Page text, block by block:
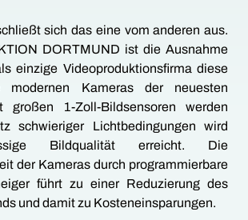
sich das eine vom anderen aus.
DORTMUND ist die Ausnahme
einzige Videoproduktionsfirma diese
modernen Kameras der neuesten
großen 1-Zoll-Bildsensoren werden
schwieriger Lichtbedingungen wird
Bildqualität erreicht. Die
der Kameras durch programmierbare
führt zu einer Reduzierung des
und damit zu Kosteneinsparungen.